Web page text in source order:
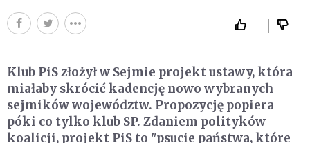
Klub PiS złożył w Sejmie projekt ustawy, która
miałaby skrócić kadencję nowo wybranych
sejmików województw. Propozycję popiera
póki co tylko klub SP. Zdaniem polityków
koalicji, projekt PiS to "psucie państwa, które